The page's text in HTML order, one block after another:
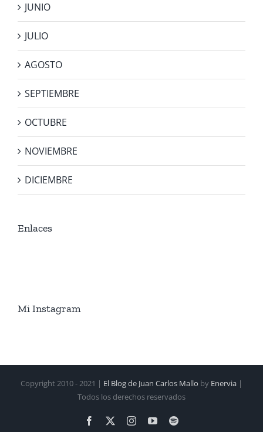
JUNIO
JULIO
AGOSTO
SEPTIEMBRE
OCTUBRE
NOVIEMBRE
DICIEMBRE
Enlaces
Mi Instagram
Copyright 2010 - 2021 | El Blog de Juan Carlos Mallo by Enervia |
Todos los derechos reservados
Facebook InstagramYouTubeSpotify